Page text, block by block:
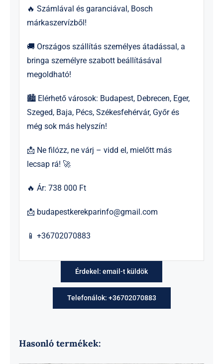
🔥 Számlával és garanciával, Bosch
márkaszervízből!
🚚 Országos szállítás személyes átadással, a
bringa személyre szabott beállításával
megoldható!
🏙 Elérhető városok: Budapest, Debrecen, Eger,
Szeged, Baja, Pécs, Székesfehérvár, Győr és
még sok más helyszín!
📩 Ne filózz, ne várj – vidd el, mielőtt más
lecsap rá! 🚀
🔥 Ár: 738 000 Ft
📩 budapestkerekparinfo@gmail.com
📱 +36702070883
Érdekel: email-t küldök
Telefonálok: +36702070883
Hasonló termékek: